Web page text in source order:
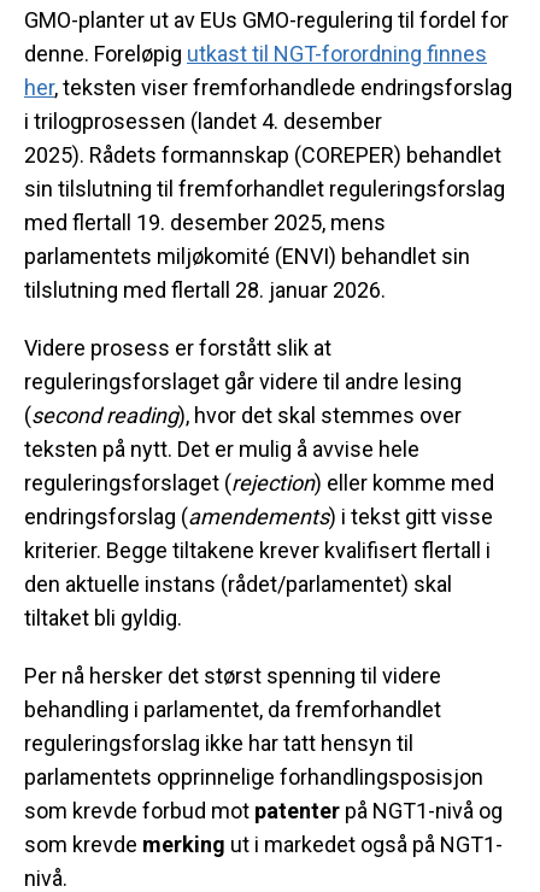
GMO-planter ut av EUs GMO-regulering til fordel for
denne. Foreløpig utkast til NGT-forordning finnes
her, teksten viser fremforhandlede endringsforslag
i trilogprosessen (landet 4. desember
2025). Rådets formannskap (COREPER) behandlet
sin tilslutning til fremforhandlet reguleringsforslag
med flertall 19. desember 2025, mens
parlamentets miljøkomité (ENVI) behandlet sin
tilslutning med flertall 28. januar 2026.
Videre prosess er forstått slik at
reguleringsforslaget går videre til andre lesing
(second reading), hvor det skal stemmes over
teksten på nytt. Det er mulig å avvise hele
reguleringsforslaget (rejection) eller komme med
endringsforslag (amendements) i tekst gitt visse
kriterier. Begge tiltakene krever kvalifisert flertall i
den aktuelle instans (rådet/parlamentet) skal
tiltaket bli gyldig.
Per nå hersker det størst spenning til videre
behandling i parlamentet, da fremforhandlet
reguleringsforslag ikke har tatt hensyn til
parlamentets opprinnelige forhandlingsposisjon
som krevde forbud mot patenter på NGT1-nivå og
som krevde merking ut i markedet også på NGT1-
nivå.